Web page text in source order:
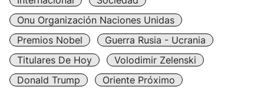
Onu Organización Naciones Unidas
Premios Nobel
Guerra Rusia - Ucrania
Titulares De Hoy
Volodimir Zelenski
Donald Trump
Oriente Próximo